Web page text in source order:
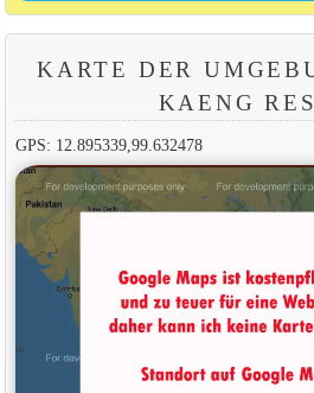
KARTE DER
KAENG
GPS: 12.895339,99.632478